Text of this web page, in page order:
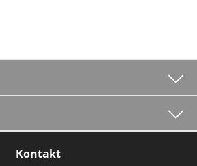
Kontakt